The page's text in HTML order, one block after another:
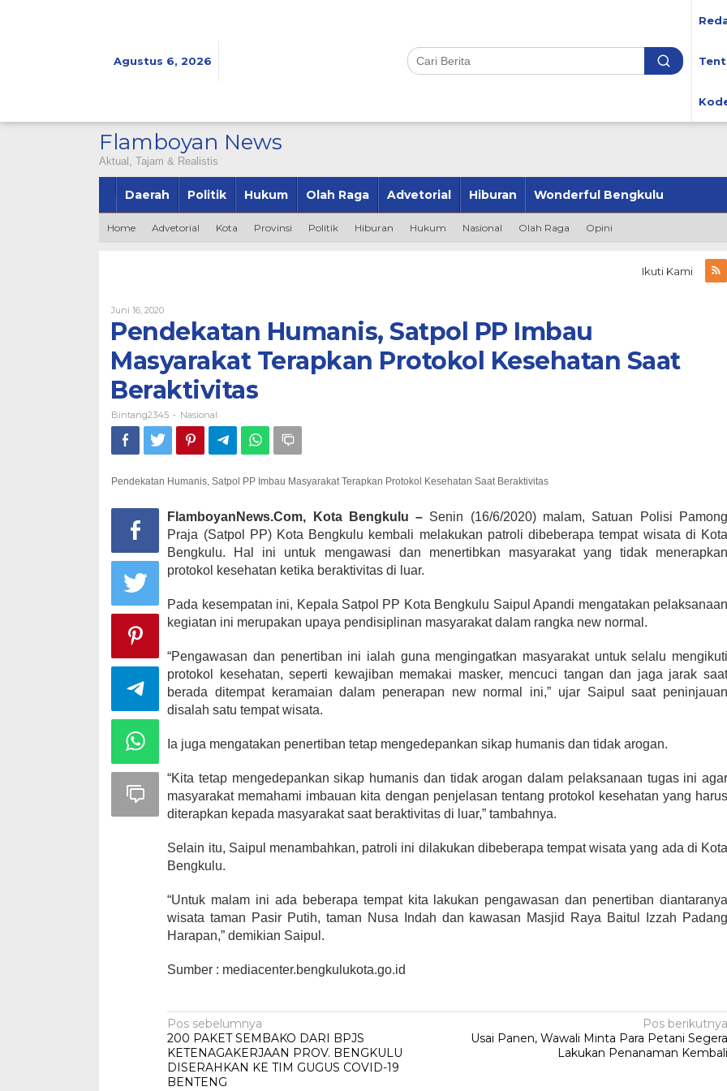
Agustus 6, 2026
Flamboyan News
Aktual, Tajam & Realistis
Daerah Politik Hukum Olah Raga Advetorial Hiburan Wonderful Bengkulu
Home Advetorial Kota Provinsi Politik Hiburan Hukum Nasional Olah Raga Opini
Ikuti Kami
Juni 16, 2020Oleh
Bintang2345
Pendekatan Humanis, Satpol PP Imbau
Masyarakat Terapkan Protokol Kesehatan Saat
Beraktivitas
Bintang2345 - Nasional
Pendekatan Humanis, Satpol PP Imbau Masyarakat Terapkan Protokol Kesehatan Saat Beraktivitas
FlamboyanNews.Com, Kota Bengkulu – Senin (16/6/2020) malam, Satuan Polisi Pamong
Praja (Satpol PP) Kota Bengkulu kembali melakukan patroli dibeberapa tempat wisata di Kota
Bengkulu. Hal ini untuk mengawasi dan menertibkan masyarakat yang tidak menerapkan
protokol kesehatan ketika beraktivitas di luar.
Pada kesempatan ini, Kepala Satpol PP Kota Bengkulu Saipul Apandi mengatakan pelaksanaan
kegiatan ini merupakan upaya pendisiplinan masyarakat dalam rangka new normal.
“Pengawasan dan penertiban ini ialah guna mengingatkan masyarakat untuk selalu mengikuti
protokol kesehatan, seperti kewajiban memakai masker, mencuci tangan dan jaga jarak saat
berada ditempat keramaian dalam penerapan new normal ini,” ujar Saipul saat peninjauan
disalah satu tempat wisata.
Ia juga mengatakan penertiban tetap mengedepankan sikap humanis dan tidak arogan.
“Kita tetap mengedepankan sikap humanis dan tidak arogan dalam pelaksanaan tugas ini agar
masyarakat memahami imbauan kita dengan penjelasan tentang protokol kesehatan yang harus
diterapkan kepada masyarakat saat beraktivitas di luar,” tambahnya.
Selain itu, Saipul menambahkan, patroli ini dilakukan dibeberapa tempat wisata yang ada di Kota
Bengkulu.
“Untuk malam ini ada beberapa tempat kita lakukan pengawasan dan penertiban diantaranya
wisata taman Pasir Putih, taman Nusa Indah dan kawasan Masjid Raya Baitul Izzah Padang
Harapan,” demikian Saipul.
Sumber : mediacenter.bengkulukota.go.id
Navigasi
pos
Pos sebelumnya
200 PAKET SEMBAKO DARI BPJS
KETENAGAKERJAAN PROV. BENGKULU
DISERAHKAN KE TIM GUGUS COVID-19
BENTENG
Pos berikutnya
Usai Panen, Wawali Minta Para Petani Segera
Lakukan Penanaman Kembali